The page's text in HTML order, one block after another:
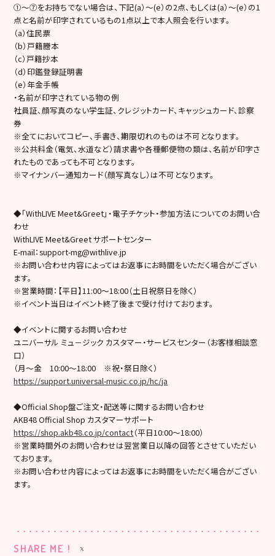
①～⑦をお持ちでない場合は、下記(a）～(e）の2点、もしくは(a）～(e）の1
点と名前が印字されているもの1点以上で本人照会を行います。
（a）住民票
（b）戸籍謄本
（c）戸籍抄本
（d）印鑑登録証明書
（e）年金手帳
・名前が印字されている物の例
社員証、顔写真のない学生証、クレジットカード、キャッシュカード、診察
券
※全てにおいてコピー、手書き、期限切れのものは不可となります。
※公共料金（電気、水道など）請求書や各種郵便物の類は、名前が印字さ
れたものであっても不可となります。
※マイナンバー通知カード（顔写真なし）は不可となります。
◆「WithLIVE Meet&Greet」・電子チケット・参加方法についてのお問い合
わせ
WithLIVE Meet&Greet サポートセンター
E-mail：support-mg@withlive.jp
※お問い合わせ内容によってはお返事にお時間をいただく場合がござい
ます。
※営業時間：【平日】11:00〜18:00（土日祝祭日を除く）
※イベント当日はイベント終了後まで受け付けております。
◆イベントに関するお問い合わせ
ユニバーサル ミュ－ジック カスタマー・サービスセンター（お客様相談窓
口）
（月～金 10:00～18:00 ※祝・祭日除く）
https://support.universal-music.co.jp/hc/ja
◆Official Shop盤ご注文・配送等に関するお問い合わせ
AKB48 Official Shop カスタマーサポート
https://shop.akb48.co.jp/contact（平日10:00～18:00）
※営業時間外のお問い合わせは翌営業日以降の回答とさせていただい
ております。
※お問い合わせ内容によってはお返事にお時間をいただく場合がござい
ます。
SHARE ME !